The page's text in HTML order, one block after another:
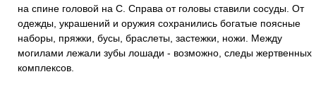
на спине головой на С. Справа от головы ставили сосуды. От
одежды, украшений и оружия сохранились богатые поясные
наборы, пряжки, бусы, браслеты, застежки, ножи. Между
могилами лежали зубы лошади - возможно, следы жертвенных
комплексов.